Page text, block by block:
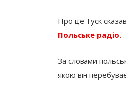
Про це Туск
Польське радіо.
За словами
якою він